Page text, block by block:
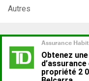
Autres